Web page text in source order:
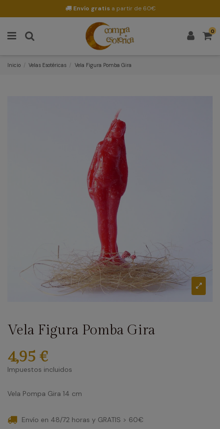
Envío gratis a partir de 60€
0
Inicio Velas Esotéricas Vela Figura Pomba Gira
Vela Figura Pomba Gira
4,95 €
Impuestos incluidos
Vela Pompa Gira 14 cm
Envío en 48/72 horas y GRATIS > 60€